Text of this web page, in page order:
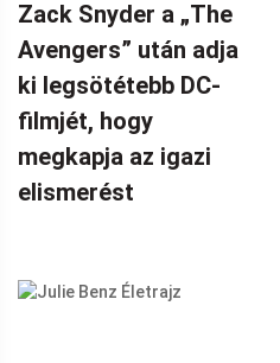
Zack Snyder a „The
Avengers” után adja
ki legsötétebb DC-
filmjét, hogy
megkapja az igazi
elismerést